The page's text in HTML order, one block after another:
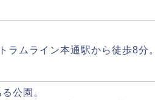
ラムライン本通駅から徒歩8分。
公園。